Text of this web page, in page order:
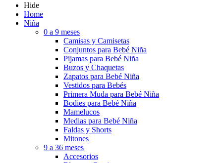
Hide
Home
Niña
0 a 9 meses
Camisas y Camisetas
Conjuntos para Bebé Niña
Pijamas para Bebé Niña
Buzos y Chaquetas
Zapatos para Bebé Niña
Vestidos para Bebés
Primera Muda para Bebé Niña
Bodies para Bebé Niña
Mamelucos
Medias para Bebé Niña
Faldas y Shorts
Mitones
9 a 36 meses
Accesorios